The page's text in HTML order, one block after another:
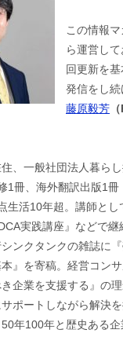
この情報
ら運営し
回更新を
発信をし続
藤原毅芳
、一般社団法人暮ら
1冊、海外翻訳出版1冊
生活10年超。講師とし
実践講座』などで継
ンクタンクの雑誌に
』を寄稿。経営コン
き企業を支援する』の
ポートしながら解決
年100年と歴史ある